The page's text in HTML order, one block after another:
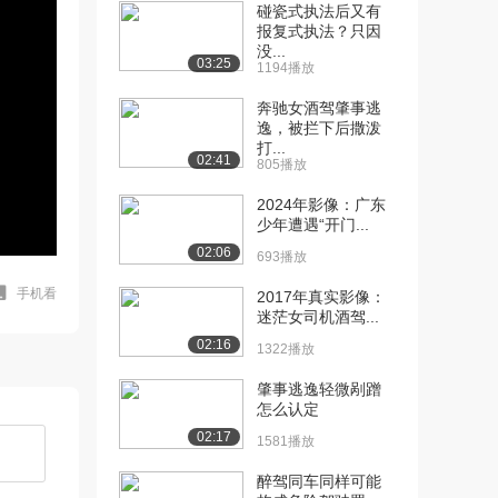
手机看
03:25
碰瓷式执法后又有
报复式执法？只因
没...
1194播放
02:41
奔驰女酒驾肇事逃
逸，被拦下后撒泼
打...
805播放
02:06
2024年影像：广东
少年遭遇“开门...
693播放
02:16
2017年真实影像：
迷茫女司机酒驾...
1322播放
02:17
肇事逃逸轻微剐蹭
怎么认定
1581播放
醉驾同车同样可能